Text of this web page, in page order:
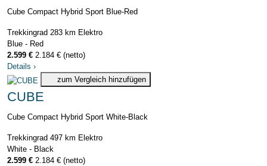
Cube Compact Hybrid Sport Blue-Red
Trekkingrad 283 km Elektro
Blue - Red
2.599 € 2.184 € (netto)
Details ›
zum Vergleich hinzufügen
CUBE
Cube Compact Hybrid Sport White-Black
Trekkingrad 497 km Elektro
White - Black
2.599 € 2.184 € (netto)